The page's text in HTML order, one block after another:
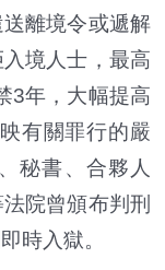
離境令或遞解
境人士，最高
3年，大幅提高
有關罪行的嚴
秘書、合夥人
院曾頒布判刑
時入獄。